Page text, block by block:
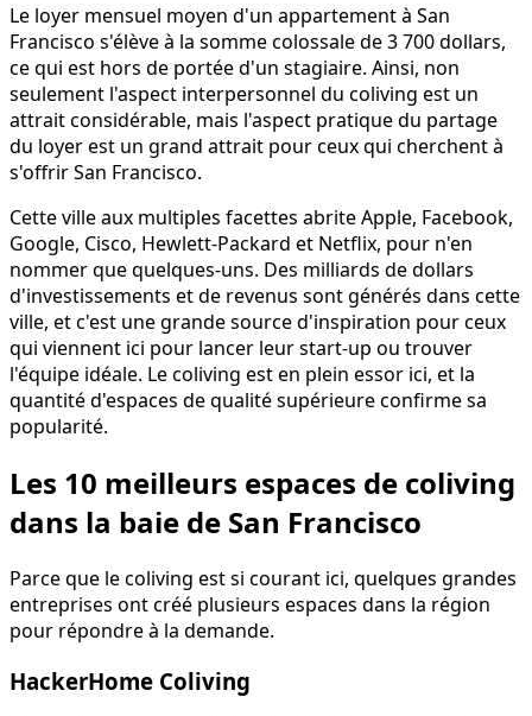
Le loyer mensuel moyen d'un appartement à San
Francisco s'élève à la somme colossale de 3 700 dollars,
ce qui est hors de portée d'un stagiaire. Ainsi, non
seulement l'aspect interpersonnel du coliving est un
attrait considérable, mais l'aspect pratique du partage
du loyer est un grand attrait pour ceux qui cherchent à
s'offrir San Francisco.
Cette ville aux multiples facettes abrite Apple, Facebook,
Google, Cisco, Hewlett-Packard et Netflix, pour n'en
nommer que quelques-uns. Des milliards de dollars
d'investissements et de revenus sont générés dans cette
ville, et c'est une grande source d'inspiration pour ceux
qui viennent ici pour lancer leur start-up ou trouver
l'équipe idéale. Le coliving est en plein essor ici, et la
quantité d'espaces de qualité supérieure confirme sa
popularité.
Les 10 meilleurs espaces de coliving
dans la baie de San Francisco
Parce que le coliving est si courant ici, quelques grandes
entreprises ont créé plusieurs espaces dans la région
pour répondre à la demande.
HackerHome Coliving